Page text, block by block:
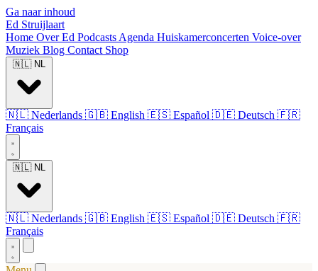
Ga naar inhoud
Ed Struijlaart
Home Over Ed Podcasts Agenda Huiskamerconcerten Voice-over
Muziek Blog Contact Shop
🇳🇱 NL
🇳🇱 Nederlands 🇬🇧 English 🇪🇸 Español 🇩🇪 Deutsch 🇫🇷
Français
🇳🇱 NL
🇳🇱 Nederlands 🇬🇧 English 🇪🇸 Español 🇩🇪 Deutsch 🇫🇷
Français